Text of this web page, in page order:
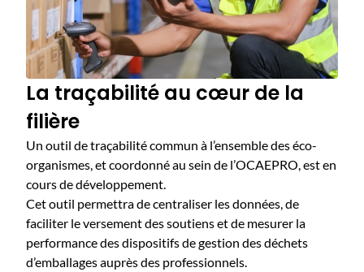
La traçabilité au cœur de la
filière
Un outil de traçabilité commun à l’ensemble des éco-
organismes, et coordonné au sein de l’OCAEPRO, est en
cours de développement.
Cet outil permettra de centraliser les données, de
faciliter le versement des soutiens et de mesurer la
performance des dispositifs de gestion des déchets
d’emballages auprès des professionnels.